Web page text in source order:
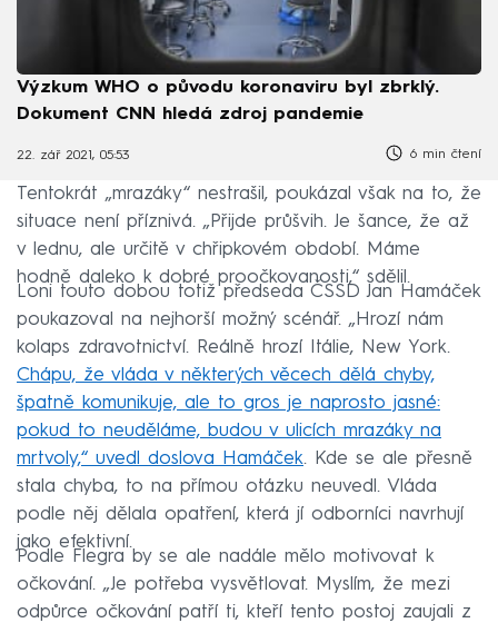
Výzkum WHO o původu koronaviru byl zbrklý.
Dokument CNN hledá zdroj pandemie
22. zář 2021, 05:53 6 min čtení
Tentokrát „mrazáky“ nestrašil, poukázal však na to, že
situace není příznivá. „Přijde průšvih. Je šance, že až
v lednu, ale určitě v chřipkovém období. Máme
hodně daleko k dobré proočkovanosti,“ sdělil.
Loni touto dobou totiž předseda ČSSD Jan Hamáček
poukazoval na nejhorší možný scénář. „Hrozí nám
kolaps zdravotnictví. Reálně hrozí Itálie, New York.
Chápu, že vláda v některých věcech dělá chyby,
špatně komunikuje, ale to gros je naprosto jasné:
pokud to neuděláme, budou v ulicích mrazáky na
mrtvoly,“ uvedl doslova Hamáček. Kde se ale přesně
stala chyba, to na přímou otázku neuvedl. Vláda
podle něj dělala opatření, která jí odborníci navrhují
jako efektivní.
Podle Flegra by se ale nadále mělo motivovat k
očkování. „Je potřeba vysvětlovat. Myslím, že mezi
odpůrce očkování patří ti, kteří tento postoj zaujali z